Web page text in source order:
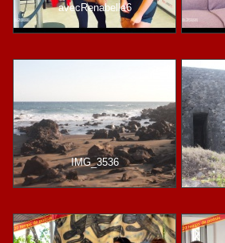
avecRenabelle6
IMG_3536